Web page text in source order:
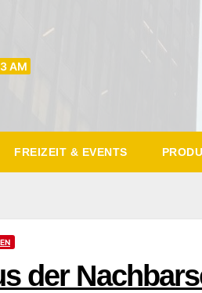
AM
FREIZEIT & EVENTS
der